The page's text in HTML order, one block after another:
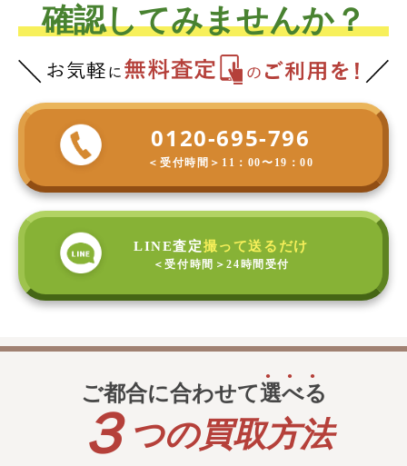
確認してみませんか？
0120-695-796
＜受付時間＞ 11：00〜19：00
LINE査定撮って送るだけ
＜受付時間＞24時間受付
ご都合に合わせて選べる
３ つの買取方法